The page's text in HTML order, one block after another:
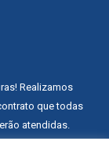
! Realizamos
que todas
atendidas.